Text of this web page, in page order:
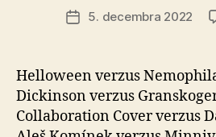
článku
Dátum
5. decembra 2022
Helloween verzus
Dickinson verzus
Collaboration Cover verzus